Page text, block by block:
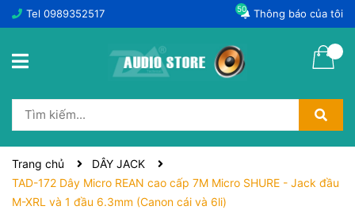
Tel 0989352517 Thông báo của tôi
50
Trang chủ
DÂY JACK
TAD-172 Dây Micro REAN cao cấp 7M Micro SHURE - Jack đầu
M-XRL và 1 đầu 6.3mm (Canon cái và 6li)